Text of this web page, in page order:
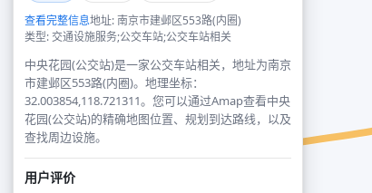
查看完整信息地址: 南京市建邺区553路(内圈)
类型: 交通设施服务;公交车站;公交车站相关
中央花园(公交站)是一家公交车站相关，地址为南京
市建邺区553路(内圈)。地理坐标：
32.003854,118.721311。您可以通过Amap查看中央
花园(公交站)的精确地图位置、规划到达路线，以及
查找周边设施。
用户评价